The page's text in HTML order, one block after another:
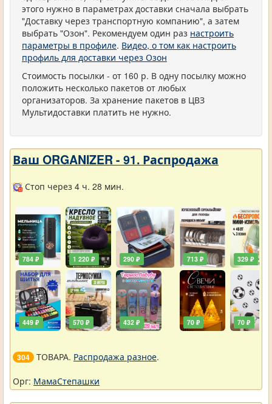
этого нужно в параметрах доставки сначала выбрать
"Доставку через транспортную компанию", а затем
выбрать "Озон". Рекомендуем один раз настроить
параметры в профиле. Видео, о том как настроить
профиль для доставки через Озон
Стоимость посылки - от 160 р. В одну посылку можно
положить несколько пакетов от любых
организаторов. За хранение пакетов в ЦВЗ
Мультидоставки платить не нужно.
Ваш ORGANIZER - 91. Распродажа
Стоп через 4 ч. 28 мин.
784 ₽
449 ₽
1 220 ₽
570 ₽
290 ₽
432 ₽
713 ₽
70 ₽
329 ₽
70 ₽
304 ТОВАРА. Распродажа разное.
Орг: МамаСтепашки